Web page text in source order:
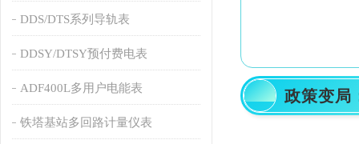
DDS/DTS系列导轨表
DDSY/DTSY预付费电表
ADF400L多用户电能表
铁塔基站多回路计量仪表
02 政策变局